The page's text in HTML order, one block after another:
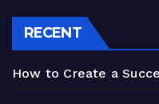
RECENT
How to Create a